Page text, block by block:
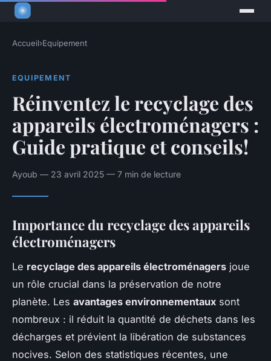
Accueil›Equipement
EQUIPEMENT
Réinventez le recyclage des
appareils électroménagers :
Guide pratique et conseils!
Ayoub — 23 avril 2025 — 7 min de lecture
Importance du recyclage des appareils
électroménagers
Le recyclage des appareils électroménagers joue
un rôle crucial dans la préservation de notre
planète. Les avantages environnementaux sont
nombreux : il réduit la quantité de déchets dans les
décharges et prévient la libération de substances
nocives. Selon des statistiques récentes, une